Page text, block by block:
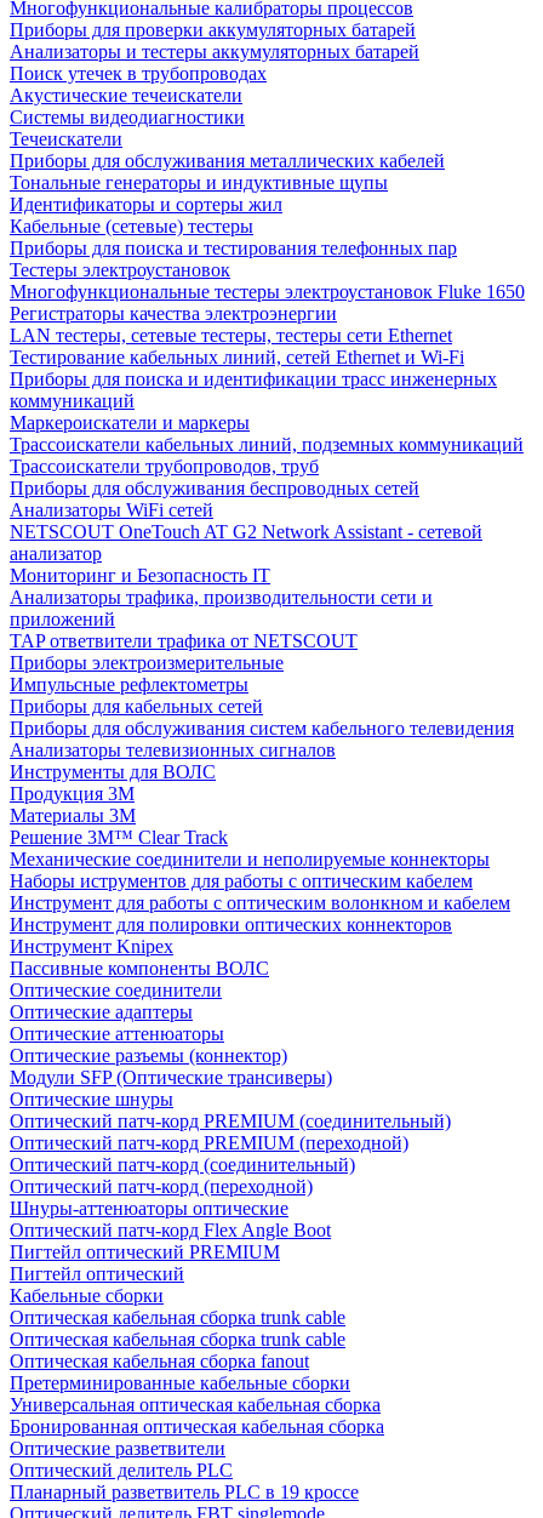
Многофункциональные калибраторы процессов
Приборы для проверки аккумуляторных батарей
Анализаторы и тестеры аккумуляторных батарей
Поиск утечек в трубопроводах
Акустические течеискатели
Системы видеодиагностики
Течеискатели
Приборы для обслуживания металлических кабелей
Тональные генераторы и индуктивные щупы
Идентификаторы и сортеры жил
Кабельные (сетевые) тестеры
Приборы для поиска и тестирования телефонных пар
Тестеры электроустановок
Многофункциональные тестеры электроустановок Fluke 1650
Регистраторы качества электроэнергии
LAN тестеры, сетевые тестеры, тестеры сети Ethernet
Тестирование кабельных линий, сетей Ethernet и Wi-Fi
Приборы для поиска и идентификации трасс инженерных
коммуникаций
Маркероискатели и маркеры
Трассоискатели кабельных линий, подземных коммуникаций
Трассоискатели трубопроводов, труб
Приборы для обслуживания беспроводных сетей
Анализаторы WiFi сетей
NETSCOUT OneTouch AT G2 Network Assistant - сетевой
анализатор
Мониторинг и Безопасность IT
Анализаторы трафика, производительности сети и
приложений
TAP ответвители трафика от NETSCOUT
Приборы электроизмерительные
Импульсные рефлектометры
Приборы для кабельных сетей
Приборы для обслуживания систем кабельного телевидения
Анализаторы телевизионных сигналов
Инструменты для ВОЛС
Продукция 3M
Материалы 3М
Решение 3M™ Clear Track
Механические соединители и неполируемые коннекторы
Наборы иструментов для работы с оптическим кабелем
Инструмент для работы с оптическим волонкном и кабелем
Инструмент для полировки оптических коннекторов
Инструмент Knipex
Пассивные компоненты ВОЛС
Оптические соединители
Оптические адаптеры
Оптические аттенюаторы
Оптические разъемы (коннектор)
Модули SFP (Оптические трансиверы)
Оптические шнуры
Оптический патч-корд PREMIUM (соединительный)
Оптический патч-корд PREMIUM (переходной)
Оптический патч-корд (соединительный)
Оптический патч-корд (переходной)
Шнуры-аттенюаторы оптические
Оптический патч-корд Flex Angle Boot
Пигтейл оптический PREMIUM
Пигтейл оптический
Кабельные сборки
Оптическая кабельная сборка trunk cable
Оптическая кабельная сборка trunk cable
Оптическая кабельная сборка fanout
Претерминированные кабельные сборки
Универсальная оптическая кабельная сборка
Бронированная оптическая кабельная сборка
Оптические разветвители
Оптический делитель PLC
Планарный разветвитель PLC в 19 кроссе
Оптический делитель FBT singlemode